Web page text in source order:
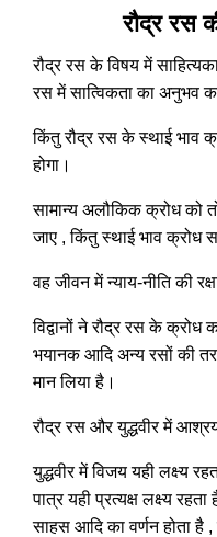
रौद्र रस
रौद्र रस के विषय में
रस में सात्विकता का अनुभव
किंतु रौद्र रस के स्थाई भाव
होगा।
सामान्य अलौकिक क्रोध को
जाए , किंतु स्थाई भाव क्रोध
वह जीवन में न्याय-नीति की
विद्वानों ने रौद्र रस के
भयानक आदि अन्य रसों की
मान लिया है।
रौद्र रस और युद्धवीर में
युद्धवीर में विजय यही लक्ष्य
पात्र यही प्रत्यक्ष लक्ष्य
साहस आदि का वर्णन होता है